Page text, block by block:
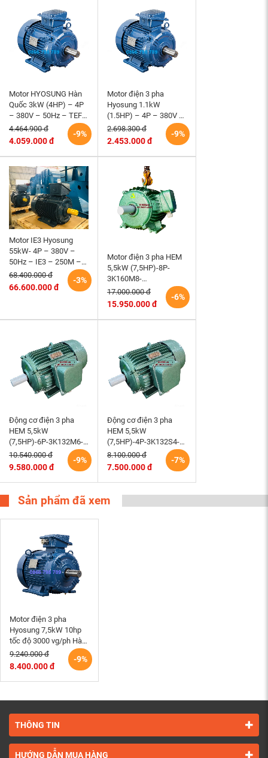
Motor HYOSUNG Hàn
Quốc 3kW (4HP) – 4P
– 380V – 50Hz – TEFC
– 100L – B3 (tốc độ
1500 r/min)
-9%
4.464.900 đ
4.059.000 đ
Motor điện 3 pha
Hyosung 1.1kW
(1.5HP) – 4P – 380V –
50Hz – TEFC – 90S
(tốc độ 1500rpm)
-9%
2.698.300 đ
2.453.000 đ
Motor IE3 Hyosung
55kW- 4P – 380V –
50Hz – IE3 – 250M –
B3 hiệu suất cao
-3%
68.400.000 đ
66.600.000 đ
Motor điện 3 pha HEM
5,5kW (7,5HP)-8P-
3K160M8-
220/380/660V-B3 tốc
độ 730 (750)r/min
động cơ điện cơ Hem
Vihem
-6%
17.000.000 đ
15.950.000 đ
Động cơ điện 3 pha
HEM 5,5kW
(7,5HP)-6P-3K132M6-
220/380V tốc độ 980 –
1000 r/min điện cơ -9%
10.540.000 đ
9.580.000 đ
Động cơ điện 3 pha
HEM 5,5kW
(7,5HP)-4P-3K132S4-
220/380V-tốc độ 1440
r/min điện cơ Hem -7%
8.100.000 đ
7.500.000 đ
Sản phẩm đã xem
Motor điện 3 pha
Hyosung 7,5kW 10hp
tốc độ 3000 vg/ph Hàn
Quốc chân đế hộp cực
trên
-9%
9.240.000 đ
8.400.000 đ
THÔNG TIN
HƯỚNG DẪN MUA HÀNG